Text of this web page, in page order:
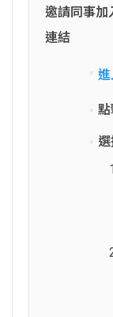
邀請同事加
連結
進
點